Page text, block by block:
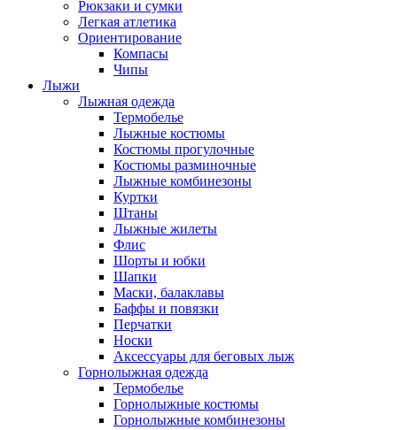
Рюкзаки и сумки
Легкая атлетика
Ориентирование
Компасы
Чипы
Лыжи
Лыжная одежда
Термобелье
Лыжные костюмы
Костюмы прогулочные
Костюмы разминочные
Лыжные комбинезоны
Куртки
Штаны
Лыжные жилеты
Флис
Шорты и юбки
Шапки
Маски, балаклавы
Баффы и повязки
Перчатки
Носки
Аксессуары для беговых лыж
Горнолыжная одежда
Термобелье
Горнолыжные костюмы
Горнолыжные комбинезоны